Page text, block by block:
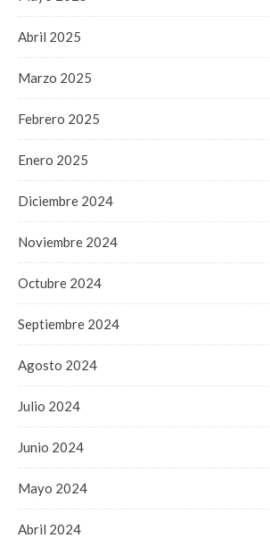
Abril 2025
Marzo 2025
Febrero 2025
Enero 2025
Diciembre 2024
Noviembre 2024
Octubre 2024
Septiembre 2024
Agosto 2024
Julio 2024
Junio 2024
Mayo 2024
Abril 2024